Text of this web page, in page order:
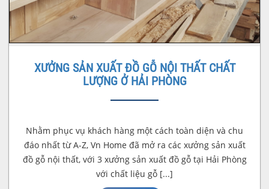
XƯỞNG SẢN XUẤT ĐỒ GỖ NỘI THẤT CHẤT
LƯỢNG Ở HẢI PHÒNG
Nhằm phục vụ khách hàng một cách toàn diện và chu
đáo nhất từ A-Z, Vn Home đã mở ra các xưởng sản xuất
đồ gỗ nội thất, với 3 xưởng sản xuất đồ gỗ tại Hải Phòng
với chất liệu gỗ [...]